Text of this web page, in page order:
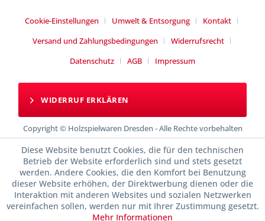
Cookie-Einstellungen Umwelt & Entsorgung
Kontakt
Versand und Zahlungsbedingungen
Widerrufsrecht
Datenschutz
AGB Impressum
WIDERRUF ERKLÄREN
Copyright © Holzspielwaren Dresden - Alle Rechte vorbehalten
Diese Website benutzt Cookies, die für den technischen
Betrieb der Website erforderlich sind und stets gesetzt
werden. Andere Cookies, die den Komfort bei Benutzung
dieser Website erhöhen, der Direktwerbung dienen oder die
Interaktion mit anderen Websites und sozialen Netzwerken
vereinfachen sollen, werden nur mit Ihrer Zustimmung gesetzt.
Mehr Informationen